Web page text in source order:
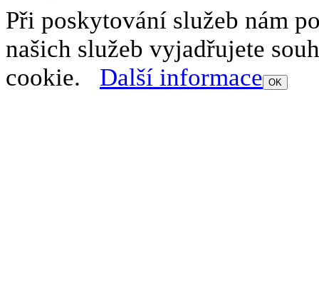
Při poskytování služeb nám
našich služeb vyjadřujete
cookie. Další informace